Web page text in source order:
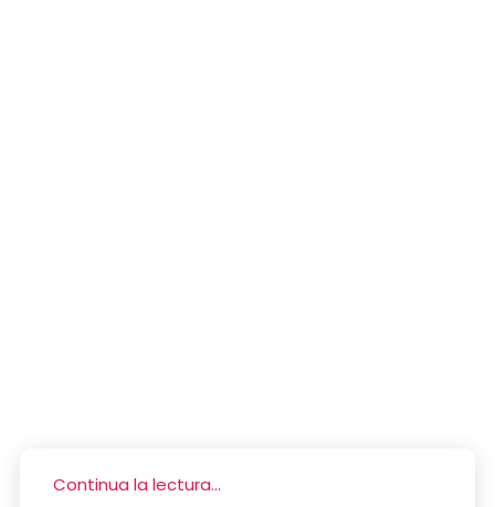
Continua la lectura...